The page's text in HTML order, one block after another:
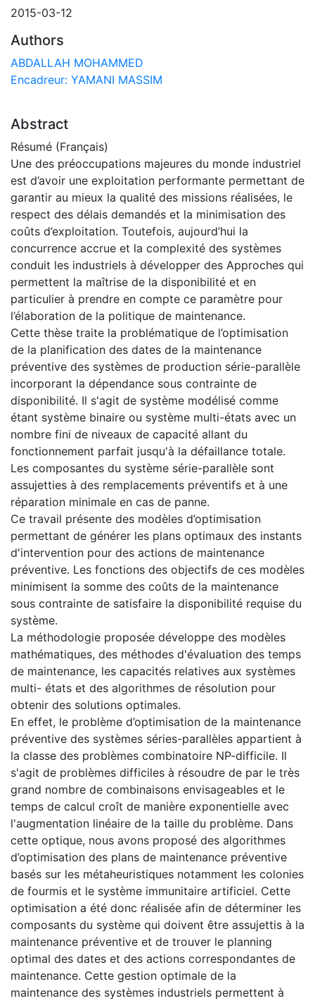
2015-03-12
Authors
ABDALLAH MOHAMMED
Encadreur: YAMANI MASSIM
Abstract
Résumé (Français)
Une des préoccupations majeures du monde industriel
est d’avoir une exploitation performante permettant de
garantir au mieux la qualité des missions réalisées, le
respect des délais demandés et la minimisation des
coûts d’exploitation. Toutefois, aujourd’hui la
concurrence accrue et la complexité des systèmes
conduit les industriels à développer des Approches qui
permettent la maîtrise de la disponibilité et en
particulier à prendre en compte ce paramètre pour
l’élaboration de la politique de maintenance.
Cette thèse traite la problématique de l’optimisation
de la planification des dates de la maintenance
préventive des systèmes de production série-parallèle
incorporant la dépendance sous contrainte de
disponibilité. Il s'agit de système modélisé comme
étant système binaire ou système multi-états avec un
nombre fini de niveaux de capacité allant du
fonctionnement parfait jusqu'à la défaillance totale.
Les composantes du système série-parallèle sont
assujetties à des remplacements préventifs et à une
réparation minimale en cas de panne.
Ce travail présente des modèles d’optimisation
permettant de générer les plans optimaux des instants
d'intervention pour des actions de maintenance
préventive. Les fonctions des objectifs de ces modèles
minimisent la somme des coûts de la maintenance
sous contrainte de satisfaire la disponibilité requise du
système.
La méthodologie proposée développe des modèles
mathématiques, des méthodes d'évaluation des temps
de maintenance, les capacités relatives aux systèmes
multi- états et des algorithmes de résolution pour
obtenir des solutions optimales.
En effet, le problème d’optimisation de la maintenance
préventive des systèmes séries-parallèles appartient à
la classe des problèmes combinatoire NP-difficile. Il
s'agit de problèmes difficiles à résoudre de par le très
grand nombre de combinaisons envisageables et le
temps de calcul croît de manière exponentielle avec
l'augmentation linéaire de la taille du problème. Dans
cette optique, nous avons proposé des algorithmes
d’optimisation des plans de maintenance préventive
basés sur les métaheuristiques notamment les colonies
de fourmis et le système immunitaire artificiel. Cette
optimisation a été donc réalisée afin de déterminer les
composants du système qui doivent être assujettis à la
maintenance préventive et de trouver le planning
optimal des dates et des actions correspondantes de
maintenance. Cette gestion optimale de la
maintenance des systèmes industriels permettent à